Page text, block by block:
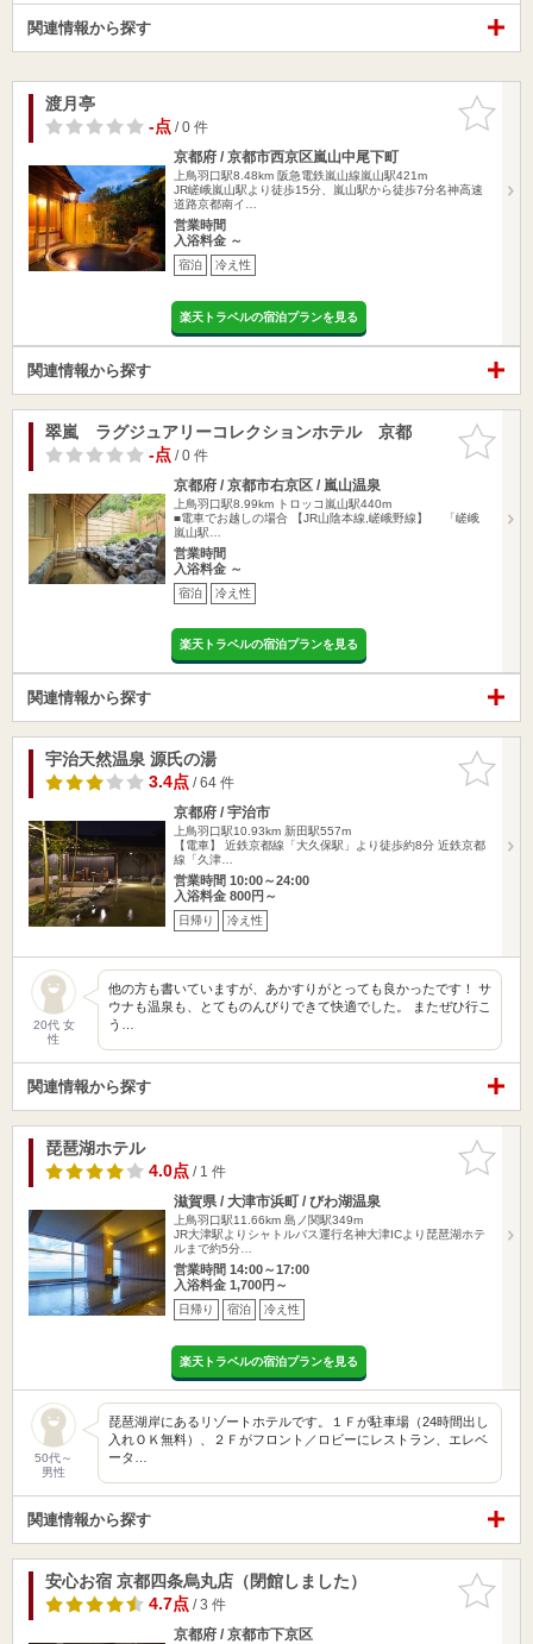
関連情報から探す
お気に入
りに追加
渡月亭
-点/ 0 件
京都府 / 京都市西京区嵐山中尾下町
上鳥羽口駅8.48km 阪急電鉄嵐山線嵐山駅421m
JR嵯峨嵐山駅より徒歩15分、嵐山駅から徒歩7分名神高速
道路京都南イ…
営業時間
入浴料金 ～
宿泊 冷え性
楽天トラベルの宿泊プランを見る
関連情報から探す
お気に入
りに追加
翠嵐 ラグジュアリーコレクションホテル 京都
-点/ 0 件
京都府 / 京都市右京区 / 嵐山温泉
上鳥羽口駅8.99km トロッコ嵐山駅440m
■電車でお越しの場合 【JR山陰本線,嵯峨野線】 「嵯峨
嵐山駅…
営業時間
入浴料金 ～
宿泊 冷え性
楽天トラベルの宿泊プランを見る
関連情報から探す
お気に入
りに追加
宇治天然温泉 源氏の湯
3.4点/ 64 件
京都府 / 宇治市
上鳥羽口駅10.93km 新田駅557m
【電車】 近鉄京都線「大久保駅」より徒歩約8分 近鉄京都
線「久津…
営業時間 10:00～24:00
入浴料金 800円～
日帰り 冷え性
20代 女
性
他の方も書いていますが、あかすりがとっても良かったです！ サ
ウナも温泉も、とてものんびりできて快適でした。 またぜひ行こ
う…
関連情報から探す
お気に入
りに追加
琵琶湖ホテル
4.0点/ 1 件
滋賀県 / 大津市浜町 / びわ湖温泉
上鳥羽口駅11.66km 島ノ関駅349m
JR大津駅よりシャトルバス運行名神大津ICより琵琶湖ホテ
ルまで約5分…
営業時間 14:00～17:00
入浴料金 1,700円～
日帰り 宿泊 冷え性
楽天トラベルの宿泊プランを見る
50代～
男性
琵琶湖岸にあるリゾートホテルです。１Ｆが駐車場（24時間出し
入れＯＫ無料）、２Ｆがフロント／ロビーにレストラン、エレベ
ータ…
関連情報から探す
お気に入
りに追加
安心お宿 京都四条烏丸店（閉館しました）
4.7点/ 3 件
京都府 / 京都市下京区